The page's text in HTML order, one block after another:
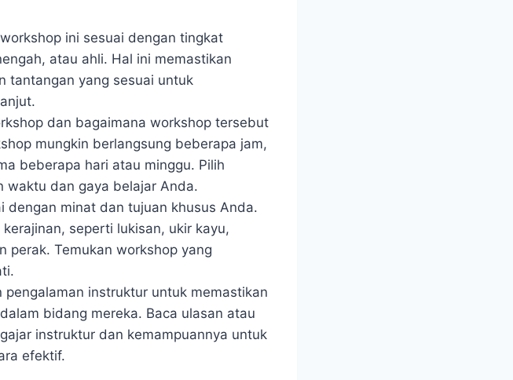
ini sesuai dengan tingkat
atau ahli. Hal ini memastikan
tantangan yang sesuai untuk
dan bagaimana workshop tersebut
mungkin berlangsung beberapa jam,
beberapa hari atau minggu. Pilih
waktu dan gaya belajar Anda.
dengan minat dan tujuan khusus Anda.
seperti lukisan, ukir kayu,
perak. Temukan workshop yang
instruktur untuk memastikan
bidang mereka. Baca ulasan atau
instruktur dan kemampuannya untuk
efektif.